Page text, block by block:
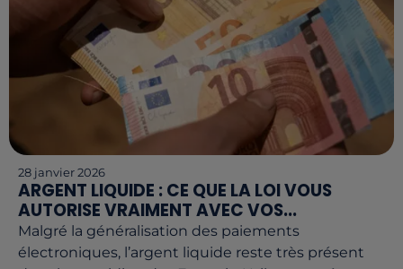
28 janvier 2026
ARGENT LIQUIDE : CE QUE LA LOI VOUS
AUTORISE VRAIMENT AVEC VOS...
Malgré la généralisation des paiements
électroniques, l’argent liquide reste très présent